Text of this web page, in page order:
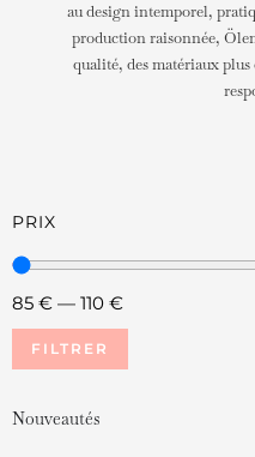
au design intemporel,
production raisonnée,
qualité, des matériaux plus
PRIX
85 € — 110 €
FILTRER
Nouveautés